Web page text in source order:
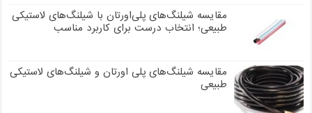
مقایسه شیلنگ‌های پلی‌اورتان با شیلنگ‌های لاستیکی
طبیعی؛ انتخاب درست برای کاربرد مناسب
مقایسه شیلنگ‌های پلی اورتان و شیلنگ‌های لاستیکی
طبیعی